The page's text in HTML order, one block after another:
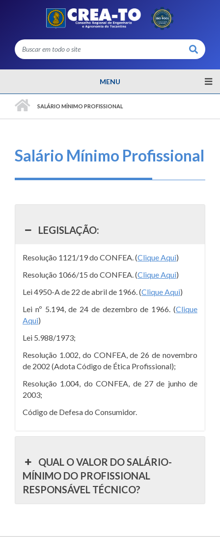
Buscar
MENU
PÁGINA INICIAL
SALÁRIO MÍNIMO PROFISSIONAL
Salário Mínimo Profissional
LEGISLAÇÃO:
Resolução 1121/19 do CONFEA.(Clique Aqui)
Resolução 1066/15 do CONFEA.(Clique Aqui)
Lei 4950-A de 22 de abril de 1966.(Clique Aqui)
Lei nº 5.194, de 24 de dezembro de 1966. (Clique
Aqui)
Lei 5.988/1973;
Resolução 1.002, do CONFEA, de 26 de novembro
de 2002 (Adota Código de Ética Profissional);
Resolução 1.004, do CONFEA, de 27 de junho de
2003;
Código de Defesa do Consumidor.
QUAL O VALOR DO SALÁRIO-
MÍNIMO DO PROFISSIONAL
RESPONSÁVEL TÉCNICO?